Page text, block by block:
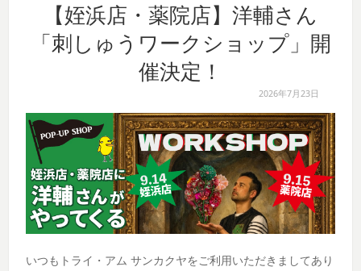
【姪浜店・薬院店】洋輔さん
「刺しゅうワークショップ」開
催決定！
2026年7月23日
いつもトライ・アム サンカクヤをご利用いただきましてあり